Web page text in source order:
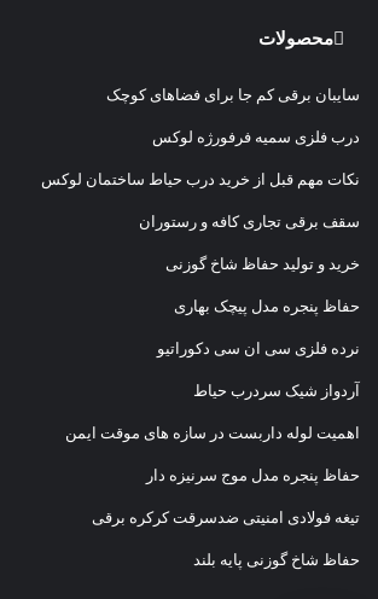
محصولات
سایبان برقی کم جا برای فضاهای کوچک
درب فلزی سمیه فرفورژه لوکس
نکات مهم قبل از خرید درب حیاط ساختمان لوکس
سقف برقی تجاری کافه و رستوران
خرید و تولید حفاظ شاخ گوزنی
حفاظ پنجره مدل پیچک بهاری
نرده فلزی سی ان سی دکوراتیو
آردواز شیک سردرب حیاط
اهمیت لوله داربست در سازه های موقت ایمن
حفاظ پنجره مدل موج سرنیزه دار
تیغه فولادی امنیتی ضدسرقت کرکره برقی
حفاظ شاخ گوزنی پایه بلند